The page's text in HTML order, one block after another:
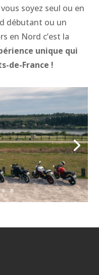
soyez seul ou en
débutant ou un
en Nord c’est la
unique qui
de-France !